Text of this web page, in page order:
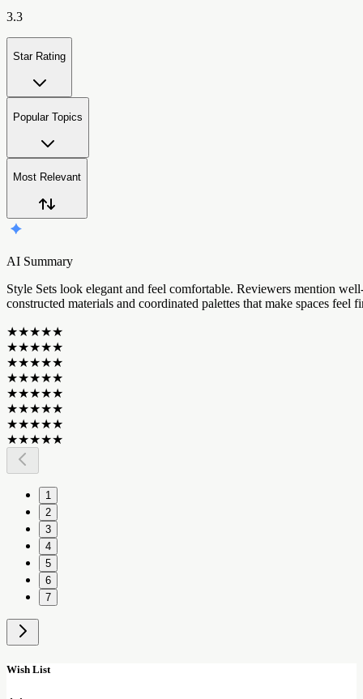
3.3
Star Rating
Popular Topics
Most Relevant
AI Summary
Style Sets look elegant and feel comfortable. Reviewers mention well
constructed materials and coordinated palettes that make spaces feel fi
★★★★★
★★★★★
★★★★★
★★★★★
★★★★★
★★★★★
★★★★★
★★★★★
1
2
3
4
5
6
7
Wish List